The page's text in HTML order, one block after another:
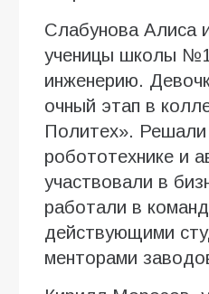
Слабунова Алиса
ученицы школы
инженерию.
очный этап в
Политех». Решали
робототехнике и
участвовали в
работали в
действующими
менторами